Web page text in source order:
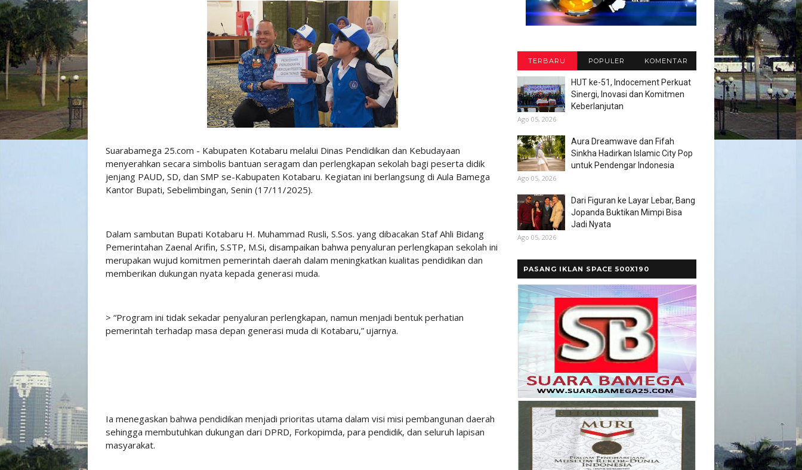
Suarabamega 25.com - Kabupaten Kotabaru melalui Dinas Pendidikan dan Kebudayaan
menyerahkan secara simbolis bantuan seragam dan perlengkapan sekolah bagi peserta didik
jenjang PAUD, SD, dan SMP se-Kabupaten Kotabaru. Kegiatan ini berlangsung di Aula Bamega
Kantor Bupati, Sebelimbingan, Senin (17/11/2025).
Dalam sambutan Bupati Kotabaru H. Muhammad Rusli, S.Sos. yang dibacakan Staf Ahli Bidang
Pemerintahan Zaenal Arifin, S.STP, M.Si, disampaikan bahwa penyaluran perlengkapan sekolah ini
merupakan wujud komitmen pemerintah daerah dalam meningkatkan kualitas pendidikan dan
memberikan dukungan nyata kepada generasi muda.
> “Program ini tidak sekadar penyaluran perlengkapan, namun menjadi bentuk perhatian
pemerintah terhadap masa depan generasi muda di Kotabaru,” ujarnya.
Ia menegaskan bahwa pendidikan menjadi prioritas utama dalam visi misi pembangunan daerah
sehingga membutuhkan dukungan dari DPRD, Forkopimda, para pendidik, dan seluruh lapisan
masyarakat.
TERBARU POPULER KOMENTAR
HUT ke-51, Indocement Perkuat
Sinergi, Inovasi dan Komitmen
Keberlanjutan
Ago 05, 2026
Aura Dreamwave dan Fifah
Sinkha Hadirkan Islamic City Pop
untuk Pendengar Indonesia
Ago 05, 2026
Dari Figuran ke Layar Lebar, Bang
Jopanda Buktikan Mimpi Bisa
Jadi Nyata
Ago 05, 2026
PASANG IKLAN SPACE 500X190